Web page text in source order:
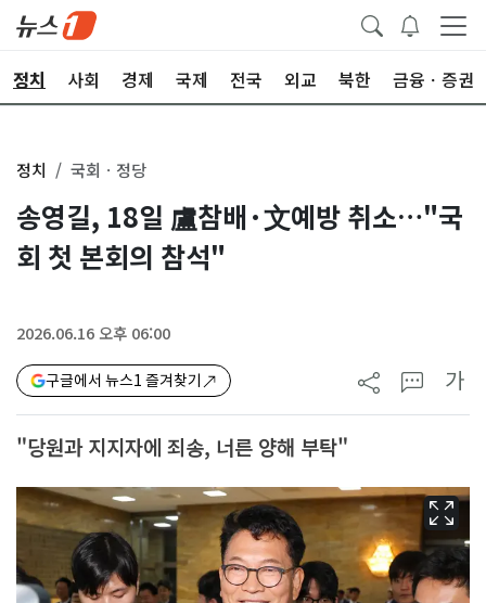
정치 사회 경제 국제 전국 외교 북한 금융ㆍ증권
정치 국회ㆍ정당
송영길, 18일 盧참배·文예방 취소…"국
회 첫 본회의 참석"
2026.06.16 오후 06:00
구글에서 뉴스1 즐겨찾기 가
"당원과 지지자에 죄송, 너른 양해 부탁"